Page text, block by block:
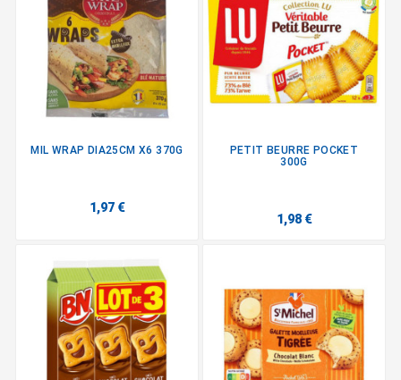
MIL WRAP DIA25CM X6 370G
1,97 €
PETIT BEURRE POCKET
300G
1,98 €